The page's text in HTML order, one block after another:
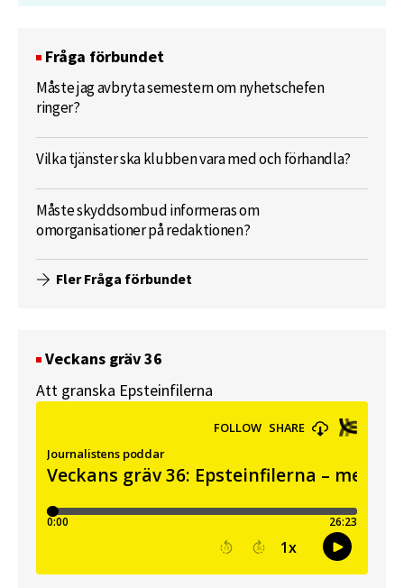
Fråga förbundet
Måste jag avbryta semestern om nyhetschefen
ringer?
Vilka tjänster ska klubben vara med och förhandla?
Måste skyddsombud informeras om
omorganisationer på redaktionen?
Fler Fråga förbundet
Veckans gräv 36
Att granska Epsteinfilerna